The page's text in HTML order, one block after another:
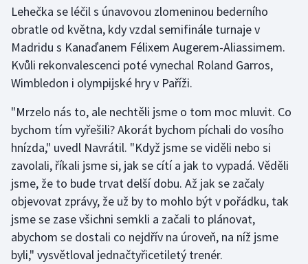
Judo
Krasobruslení
Lezení
Lyže a snowboard
Moderní pětiboj
Motorsport
Olympijské hry
Parasport
Lehečka se léčil s únavovou zlomeninou bederního
obratle od května, kdy vzdal semifinále turnaje v
Madridu s Kanaďanem Félixem Augerem-Aliassimem.
Kvůli rekonvalescenci poté vynechal Roland Garros,
Wimbledon i olympijské hry v Paříži.
"Mrzelo nás to, ale nechtěli jsme o tom moc mluvit. Co
bychom tím vyřešili? Akorát bychom píchali do vosího
hnízda," uvedl Navrátil. "Když jsme se viděli nebo si
zavolali, říkali jsme si, jak se cítí a jak to vypadá. Věděli
jsme, že to bude trvat delší dobu. Až jak se začaly
objevovat zprávy, že už by to mohlo být v pořádku, tak
jsme se zase všichni semkli a začali to plánovat,
abychom se dostali co nejdřív na úroveň, na níž jsme
byli," vysvětloval jednačtyřicetiletý trenér.